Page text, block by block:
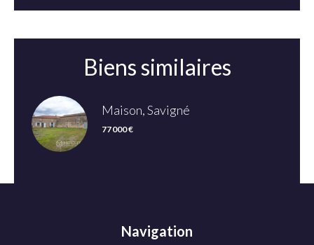
Biens similaires
Maison, Savigné
77 000 €
Navigation